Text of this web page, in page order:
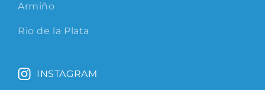
Armiño
Rio de la Plata
INSTAGRAM